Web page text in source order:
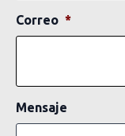
Correo *
Mensaje